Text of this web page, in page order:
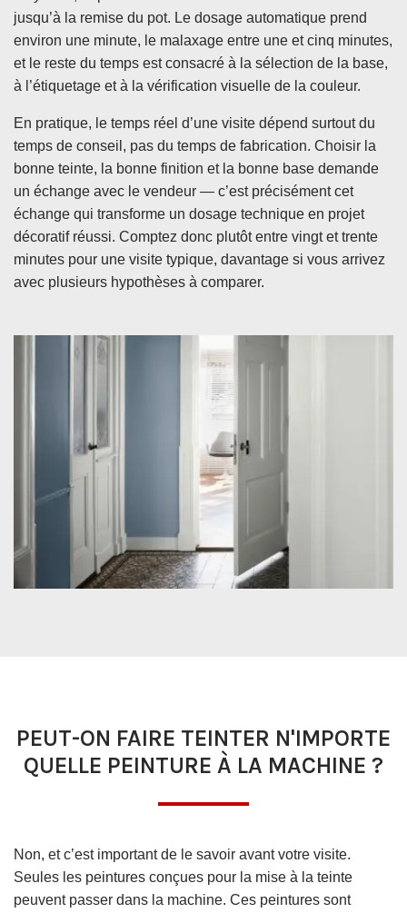
jusqu’à la remise du pot. Le dosage automatique prend
environ une minute, le malaxage entre une et cinq minutes,
et le reste du temps est consacré à la sélection de la base,
à l’étiquetage et à la vérification visuelle de la couleur.
En pratique, le temps réel d’une visite dépend surtout du
temps de conseil, pas du temps de fabrication. Choisir la
bonne teinte, la bonne finition et la bonne base demande
un échange avec le vendeur — c’est précisément cet
échange qui transforme un dosage technique en projet
décoratif réussi. Comptez donc plutôt entre vingt et trente
minutes pour une visite typique, davantage si vous arrivez
avec plusieurs hypothèses à comparer.
PEUT-ON FAIRE TEINTER N'IMPORTE
QUELLE PEINTURE À LA MACHINE ?
Non, et c’est important de le savoir avant votre visite.
Seules les peintures conçues pour la mise à la teinte
peuvent passer dans la machine. Ces peintures sont